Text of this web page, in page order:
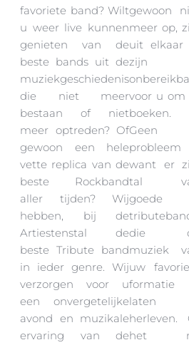
favoriete band? Wilt
u weer live kunnen
genieten van de
beste bands uit de
muziekgeschiedenis
die niet meer
bestaan of niet
meer optreden? Of
gewoon een hele
vette replica van de
beste Rockband
aller tijden? Wij
hebben, bij de
Artiestenstal de
beste Tribute band
in ieder genre. Wij
verzorgen voor u
een onvergetelijke
avond en muzikale
ervaring van de
gewoon
meer op,
uit elkaar
zijn
voor u om
boeken.
Geen
probleem
want er
tal
goede
die
muziek
uw
formatie
laten
herleven.
het